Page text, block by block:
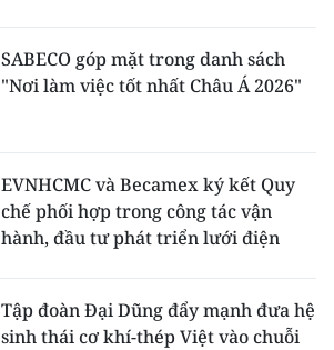
SABECO góp mặt trong danh sách
"Nơi làm việc tốt nhất Châu Á 2026"
EVNHCMC và Becamex ký kết Quy
chế phối hợp trong công tác vận
hành, đầu tư phát triển lưới điện
Tập đoàn Đại Dũng đẩy mạnh đưa hệ
sinh thái cơ khí-thép Việt vào chuỗi